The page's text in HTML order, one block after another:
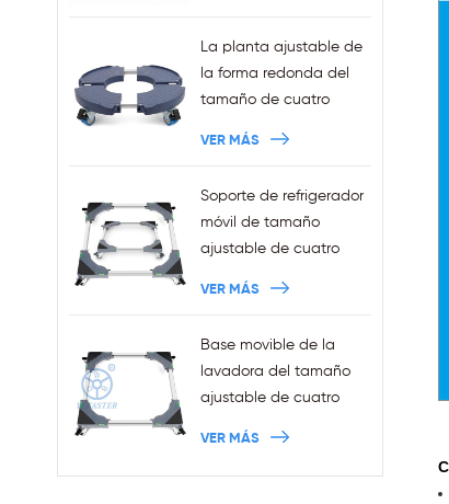
La planta ajustable de
la forma redonda del
tamaño de cuatro
VER MÁS
Soporte de refrigerador
móvil de tamaño
ajustable de cuatro
VER MÁS
Base movible de la
lavadora del tamaño
ajustable de cuatro
frenos
VER MÁS